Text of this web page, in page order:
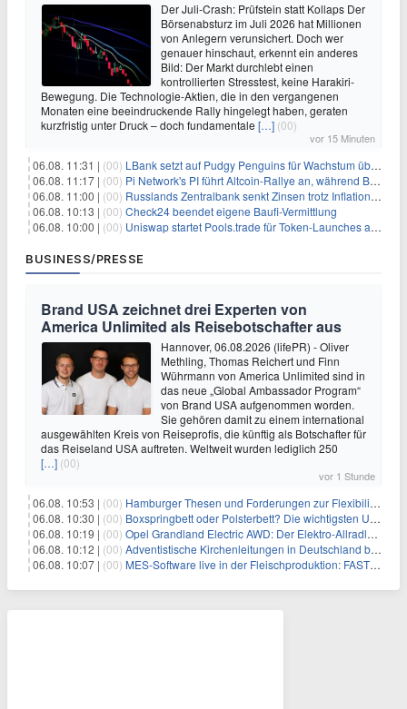
Der Juli-Crash: Prüfstein statt Kollaps Der
Börsenabsturz im Juli 2026 hat Millionen
von Anlegern verunsichert. Doch wer
genauer hinschaut, erkennt ein anderes
Bild: Der Markt durchlebt einen
kontrollierten Stresstest, keine Harakiri-
Bewegung. Die Technologie-Aktien, die in den vergangenen
Monaten eine beeindruckende Rally hingelegt haben, geraten
kurzfristig unter Druck – doch fundamentale […] (00)
vor 15 Minuten
06.08. 11:31 | (00) LBank setzt auf Pudgy Penguins für Wachstum über den Handel hinaus
06.08. 11:17 | (00) Pi Network's PI führt Altcoin-Rallye an, während Bitcoin $65.000 anpeilt
06.08. 11:00 | (00) Russlands Zentralbank senkt Zinsen trotz Inflations-Schock – ein riskantes Spiel
06.08. 10:13 | (00) Check24 beendet eigene Baufi-Vermittlung
06.08. 10:00 | (00) Uniswap startet Pools.trade für Token-Launches auf Robinhood Chain
BUSINESS/PRESSE
Brand USA zeichnet drei Experten von
America Unlimited als Reisebotschafter aus
Hannover, 06.08.2026 (lifePR) - Oliver
Methling, Thomas Reichert und Finn
Wührmann von America Unlimited sind in
das neue „Global Ambassador Program“
von Brand USA aufgenommen worden.
Sie gehören damit zu einem international
ausgewählten Kreis von Reiseprofis, die künftig als Botschafter für
das Reiseland USA auftreten. Weltweit wurden lediglich 250
[…] (00)
vor 1 Stunde
06.08. 10:53 | (00) Hamburger Thesen und Forderungen zur Flexibilisierung der Arbeitszeit
06.08. 10:30 | (00) Boxspringbett oder Polsterbett? Die wichtigsten Unterschiede im Überblick
06.08. 10:19 | (00) Opel Grandland Electric AWD: Der Elektro-Allradler als zugkräftiges Wohnwagen-Gespann
06.08. 10:12 | (00) Adventistische Kirchenleitungen in Deutschland bekräftigen ihre „Stellungnahme zur gesellschaftlichen Situation“
06.08. 10:07 | (00) MES-Software live in der Fleischproduktion: FASTEC 4 PRO steigert OEE und spart bei Goldschmaus zwei Schichten pro Woche